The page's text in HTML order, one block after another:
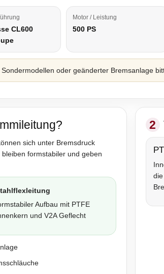
CL600
Motor / Leistung
500 PS
oder geänderter Bremsanlage
sich unter Bremsdruck
formstabiler und geben
Aufbau mit PTFE
und V2A Geflecht
2
die